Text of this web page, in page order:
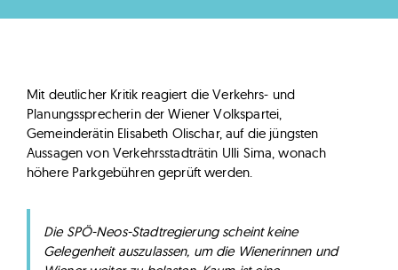
Mit deutlicher Kritik reagiert die Verkehrs- und
Planungssprecherin der Wiener Volkspartei,
Gemeinderätin Elisabeth Olischar, auf die jüngsten
Aussagen von Verkehrsstadträtin Ulli Sima, wonach
höhere Parkgebühren geprüft werden.
Die SPÖ-Neos-Stadtregierung scheint keine
Gelegenheit auszulassen, um die Wienerinnen und